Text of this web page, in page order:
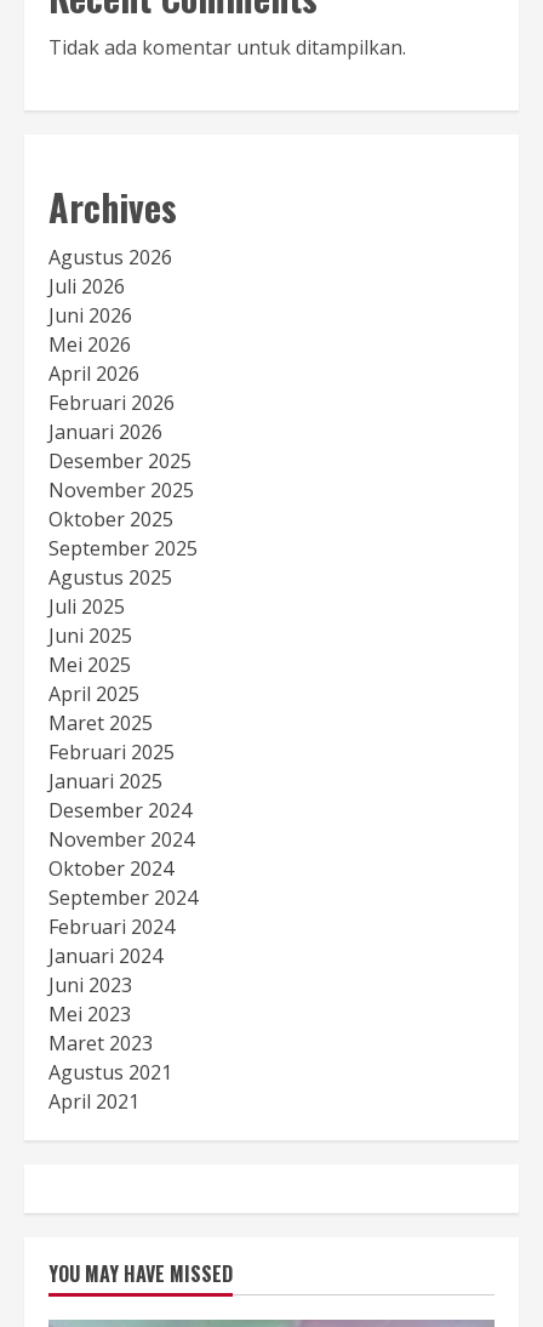
Tidak ada komentar untuk ditampilkan.
Archives
Agustus 2026
Juli 2026
Juni 2026
Mei 2026
April 2026
Februari 2026
Januari 2026
Desember 2025
November 2025
Oktober 2025
September 2025
Agustus 2025
Juli 2025
Juni 2025
Mei 2025
April 2025
Maret 2025
Februari 2025
Januari 2025
Desember 2024
November 2024
Oktober 2024
September 2024
Februari 2024
Januari 2024
Juni 2023
Mei 2023
Maret 2023
Agustus 2021
April 2021
YOU MAY HAVE MISSED